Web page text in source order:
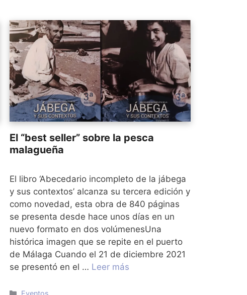
El “best seller” sobre la pesca
malagueña
El libro ‘Abecedario incompleto de la jábega
y sus contextos’ alcanza su tercera edición y
como novedad, esta obra de 840 páginas
se presenta desde hace unos días en un
nuevo formato en dos volúmenesUna
histórica imagen que se repite en el puerto
de Málaga Cuando el 21 de diciembre 2021
se presentó en el … Leer más
Categorías
Eventos